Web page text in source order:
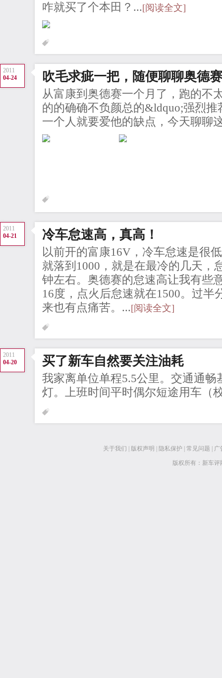
咋就买了个本田？...[阅读全文]
2011
04-24
吹毛求疵一把，随便聊聊奥德
从富康到奥德赛一个月了，跑的不
的的确确不负颜总的&ldquo;强烈
一个人就要爱他的缺点，今天聊聊
2011
04-21
冷车怠速高，真高！
以前开的富康16V，冷车怠速是很
就落到1000，就是在最冷的几天，
钟左右。奥德赛的怠速高让我有些
16度，点火后怠速就在1500。过半
来也有点痛苦。...[阅读全文]
2011
04-20
买了新车自然要关注油耗
我家离单位单程5.5公里。交通通畅
灯。上班时间平时偶尔短途用车（
关于我们 版权声明 隐私保护 常见问题 广
版权所有：新车评